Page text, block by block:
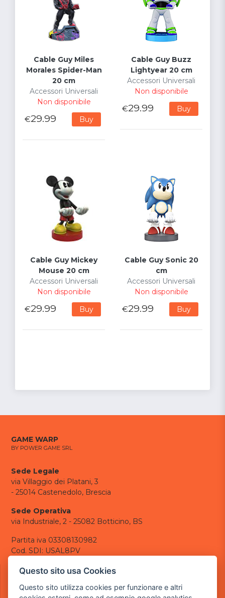
Cable Guy Miles
Morales Spider-Man
20 cm
Accessori Universali
Non disponibile
€29.99 Buy
Cable Guy Buzz
Lightyear 20 cm
Accessori Universali
Non disponibile
€29.99 Buy
Cable Guy Mickey
Mouse 20 cm
Accessori Universali
Non disponibile
€29.99 Buy
Cable Guy Sonic 20
cm
Accessori Universali
Non disponibile
€29.99 Buy
GAME WARP
BY POWER GAME SRL
Sede Legale
via Villaggio dei Platani, 3
- 25014 Castenedolo, Brescia
Sede Operativa
via Industriale, 2 - 25082 Botticino, BS
Partita iva 03308130982
Cod. SDI: USAL8PV
CONTATTI
tel.: +39 030 376 2377
Questo sito usa Cookies
Questo sito utilizza cookies per funzionare e altri